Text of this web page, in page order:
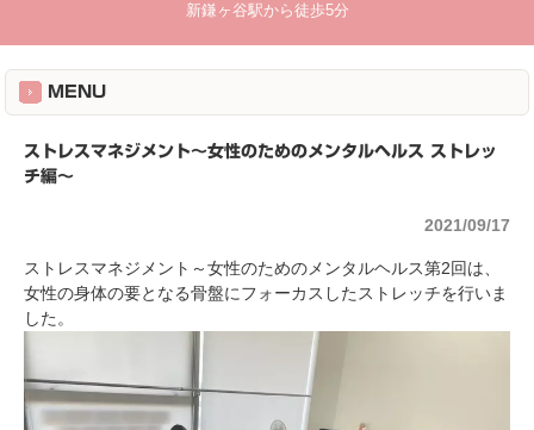
新鎌ヶ谷駅から徒歩5分
MENU
ストレスマネジメント～女性のためのメンタルヘルス ストレッ
チ編～
2021/09/17
ストレスマネジメント～女性のためのメンタルヘルス第2回は、
女性の身体の要となる骨盤にフォーカスしたストレッチを行いま
した。